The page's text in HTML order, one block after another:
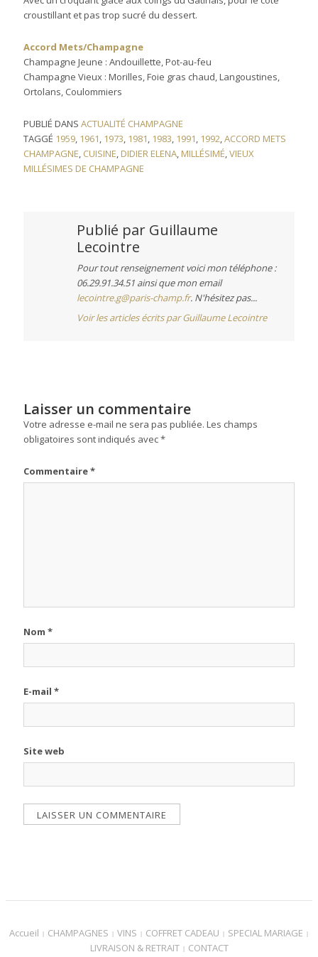
croustillant et pas trop sucré du dessert.
Accord Mets/Champagne
Champagne Jeune : Andouillette, Pot-au-feu
Champagne Vieux : Morilles, Foie gras chaud, Langoustines,
Ortolans, Coulommiers
PUBLIÉ DANSACTUALITÉ CHAMPAGNE
TAGGÉ 1959, 1961, 1973, 1981, 1983, 1991, 1992,ACCORD METS
CHAMPAGNE, CUISINE, DIDIER ELENA, MILLÉSIMÉ,VIEUX
MILLÉSIMES DE CHAMPAGNE
Publié par Guillaume
Lecointre
Pour tout renseignement voici mon téléphone :
06.29.91.34.51 ainsi que mon email
lecointre.g@paris-champ.fr. N'hésitez pas...
Voir les articles écrits par Guillaume Lecointre
Laisser un commentaire
Votre adresse e-mail ne sera pas publiée. Les champs
obligatoires sont indiqués avec*
Commentaire*
Nom*
E-mail*
Site web
Accueil CHAMPAGNES VINS COFFRET CADEAU
SPECIAL MARIAGE
LIVRAISON & RETRAIT
CONTACT